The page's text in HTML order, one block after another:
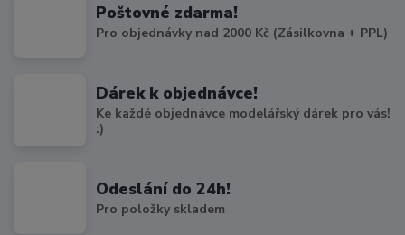
Poštovné zdarma!
Pro objednávky nad 2000 Kč (Zásilkovna + PPL)
Dárek k objednávce!
Ke každé objednávce modelářský dárek pro vás!
:)
Odeslání do 24h!
Pro položky skladem